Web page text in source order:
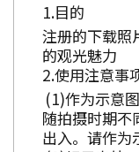
目的
注册的下载照
的观光魅力
使用注意事
作为示意
随拍摄时期不
出入。请作为